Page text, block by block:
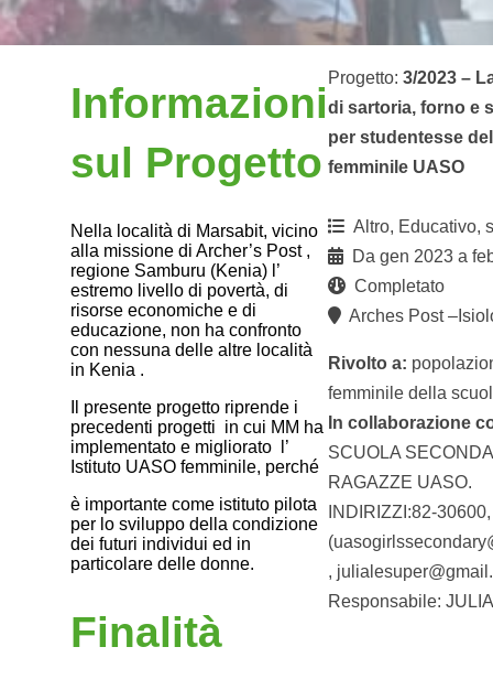
Informazioni
sul Progetto
Nella località di Marsabit, vicino
alla missione di Archer’s Post ,
regione Samburu (Kenia) l’
estremo livello di povertà, di
risorse economiche e di
educazione, non ha confronto
con nessuna delle altre località
in Kenia .
Il presente progetto riprende i
precedenti progetti in cui MM ha
implementato e migliorato l’
Istituto UASO femminile, perché
è importante come istituto pilota
per lo sviluppo della condizione
dei futuri individui ed in
particolare delle donne.
Finalità
Progetto: 3/2023 –
di sartoria, forno e
per studentesse
femminile UASO
Altro, Educativo,
Da gen 2023 a
Completato
Arches Post
Rivolto a:
femminile della
In collaborazione
SCUOLA
RAGAZZE UASO.
INDIRIZZI:82-30600,
,
Responsabile: